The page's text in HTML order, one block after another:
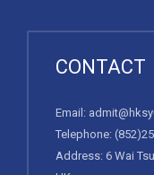
CONTACT
Email:
Telephone:
Address: 6 Wai